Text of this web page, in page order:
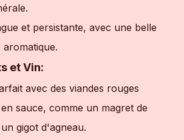
et persistante, avec une belle
et Vin:
avec des viandes rouges
sauce, comme un magret de
gigot d'agneau.